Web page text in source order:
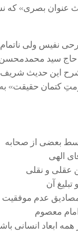
عنوان بصری»
نفیس ولی
سید
این حدیث
کتمان حقیقت» به
بعضی از صحابه
الهی
عقلی و نقلی
آن
عدم
معصوم
ابعاد انسانی